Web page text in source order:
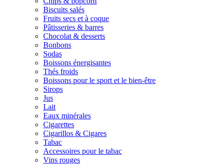
Biscuits salés
Fruits secs et à coque
Pâtisseries & barres
Chocolat & desserts
Bonbons
Sodas
Boissons énergisantes
Thés froids
Boissons pour le sport et le bien-être
Sirops
Jus
Lait
Eaux minérales
Cigarettes
Cigarillos & Cigares
Tabac
Accessoires pour le tabac
Vins rouges